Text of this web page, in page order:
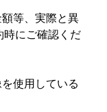
等、実際と異
時にご確認くだ
使用している